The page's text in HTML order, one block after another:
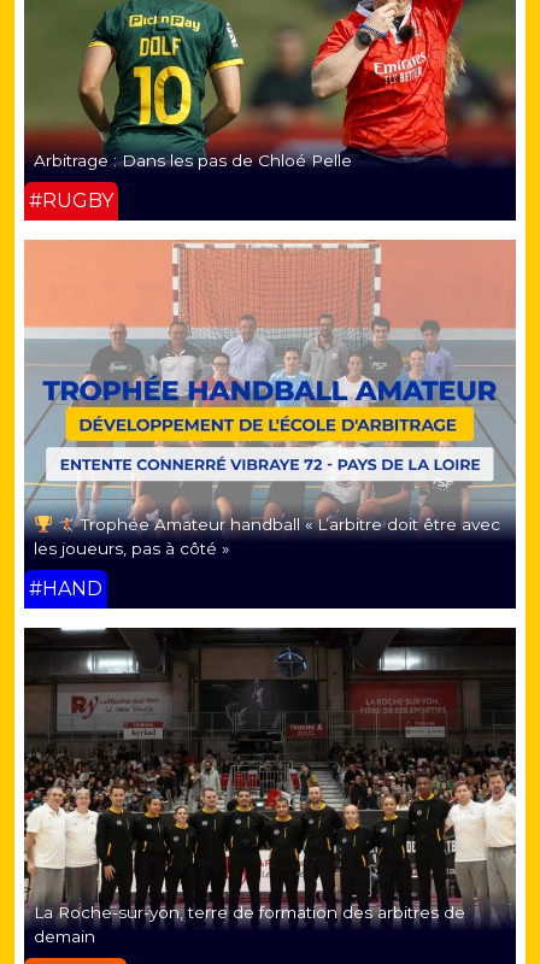
Arbitrage : Dans les pas de Chloé Pelle
#RUGBY
Trophée Amateur handball « L’arbitre doit être avec
les joueurs, pas à côté »
#HAND
La Roche-sur-yon, terre de formation des arbitres de
demain